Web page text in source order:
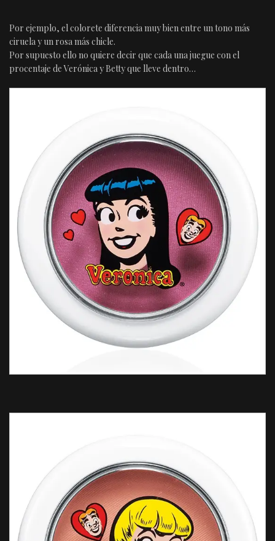
Por ejemplo, el colorete diferencia muy bien entre un tono más
ciruela y un rosa más chicle.
Por supuesto ello no quiere decir que cada una juegue con el
procentaje de Verónica y Betty que lleve dentro…